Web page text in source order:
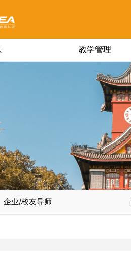
教学管理
企业/校友导师